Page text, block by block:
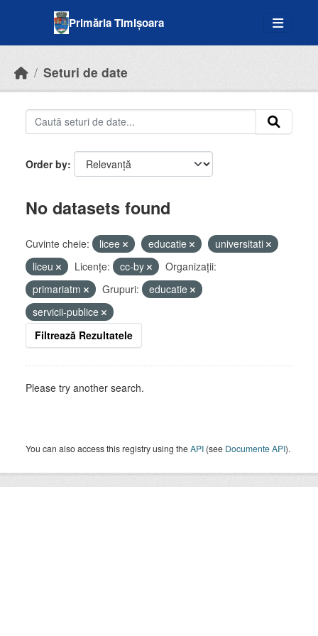
Primăria Timișoara
Seturi de date
Order by
No datasets found
Cuvinte cheie: licee educatie
universitati
liceu
Licenţe: cc-by
Organizații:
primariatm
Grupuri:
educatie
servicii-publice
Filtrează Rezultatele
Please try another search.
You can also access this registry using theAPI (see Documente API).